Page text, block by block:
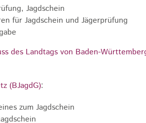
Jagdschein
für Jagdschein und Jägerprüfung
des Landtags von Baden-
(BJagdG):
zum Jagdschein